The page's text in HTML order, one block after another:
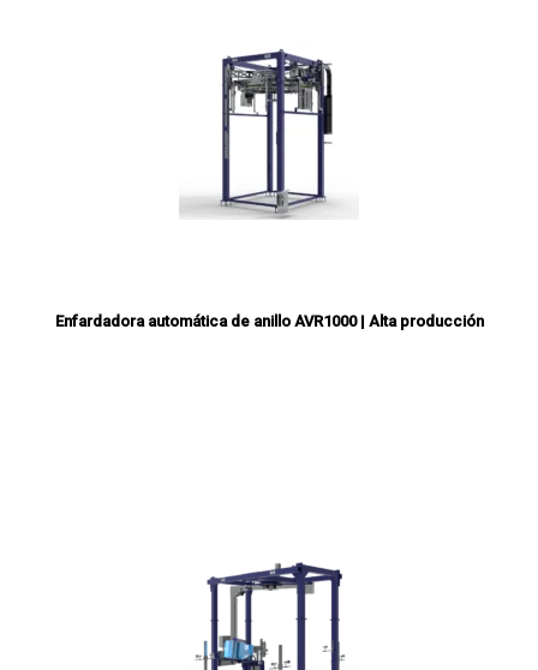
Enfardadora automática de anillo AVR1000 | Alta producción